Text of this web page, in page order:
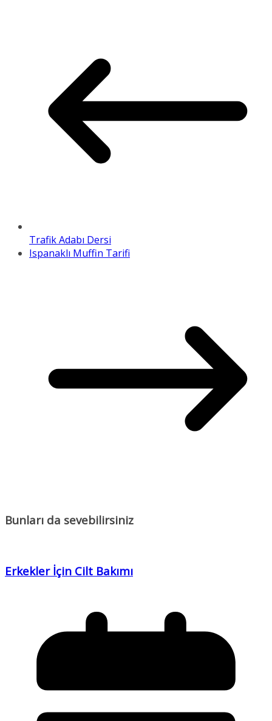
Trafik Adabı Dersi
Ispanaklı Muffin Tarifi
Bunları da sevebilirsiniz
Erkekler İçin Cilt Bakımı